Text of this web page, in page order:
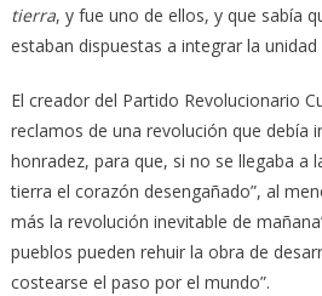
tierra, y fue uno de ellos, y que sabía
estaban dispuestas a integrar la
El creador del Partido Revolucionario
reclamos de una revolución que debía
honradez, para que, si no se llegaba a
tierra el corazón desengañado”, al
más la revolución inevitable de
pueblos pueden rehuir la obra de
costearse el paso por el mundo”.